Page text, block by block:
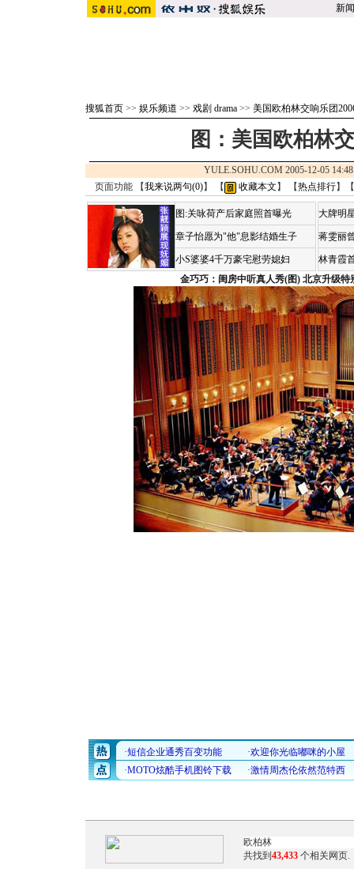
新闻
搜狐首页 >> 娱乐频道 >> 戏剧 drama >> 美国欧柏林交响乐团
图：美国欧柏林
YULE.SOHU.COM 2005-12-05
页面功能 【我来说两句(0)】 【 收藏本文 】 【热点排行】【
图:关咏荷产后家庭照首曝光
章子怡愿为"他"息影结婚生子
小S婆婆4千万豪宅慰劳媳妇
大牌明
蒋雯丽
林青霞
金巧巧：闺房中听真人秀(图) 北京升级特
共找到 43,433 个相关网页.